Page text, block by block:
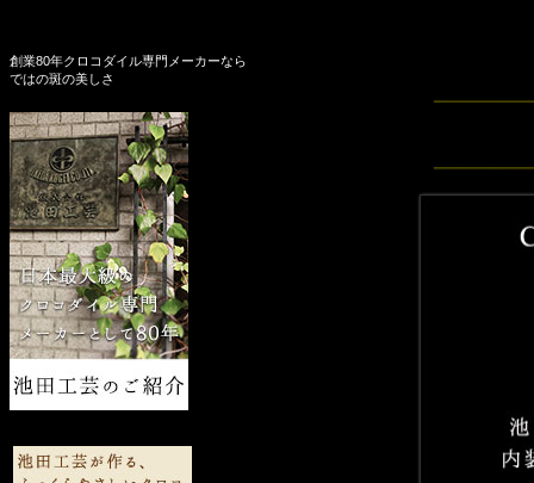
創業80年クロコダイル専門メーカーなら
ではの斑の美しさ